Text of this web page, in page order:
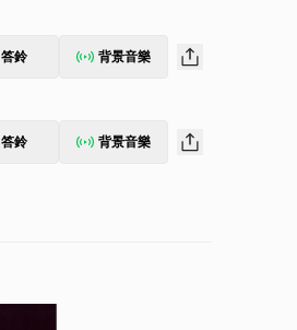
答鈴 背景音樂
答鈴 背景音樂